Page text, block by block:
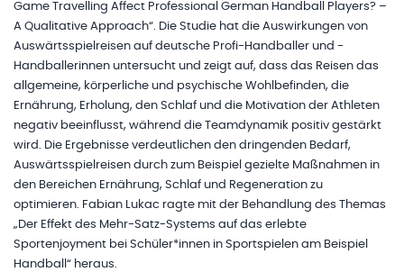
Game Travelling Affect Professional German Handball Players? –
A Qualitative Approach“. Die Studie hat die Auswirkungen von
Auswärtsspielreisen auf deutsche Profi-Handballer und -
Handballerinnen untersucht und zeigt auf, dass das Reisen das
allgemeine, körperliche und psychische Wohlbefinden, die
Ernährung, Erholung, den Schlaf und die Motivation der Athleten
negativ beeinflusst, während die Teamdynamik positiv gestärkt
wird. Die Ergebnisse verdeutlichen den dringenden Bedarf,
Auswärtsspielreisen durch zum Beispiel gezielte Maßnahmen in
den Bereichen Ernährung, Schlaf und Regeneration zu
optimieren. Fabian Lukac ragte mit der Behandlung des Themas
„Der Effekt des Mehr-Satz-Systems auf das erlebte
Sportenjoyment bei Schüler*innen in Sportspielen am Beispiel
Handball“ heraus.